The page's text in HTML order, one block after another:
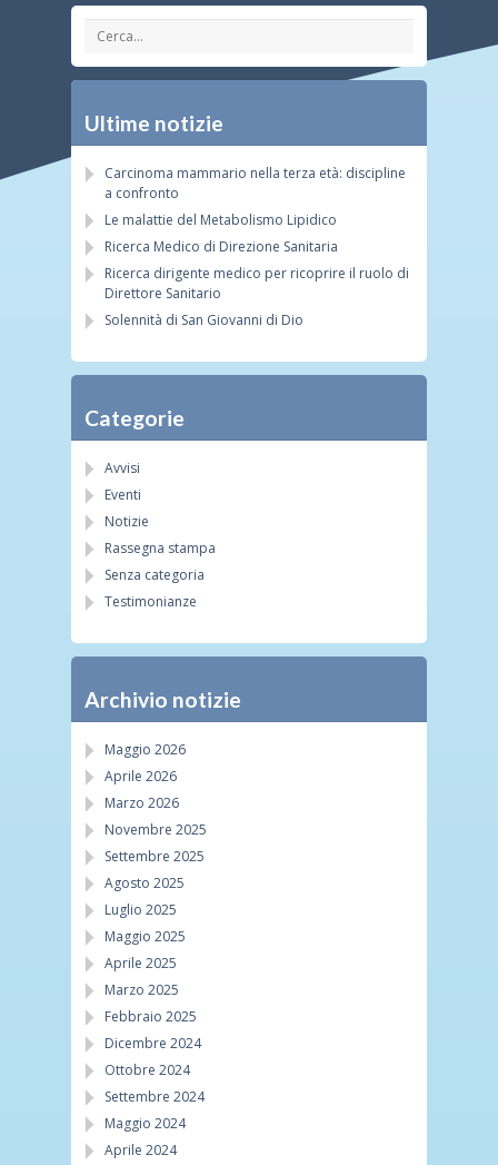
Ultime notizie
Carcinoma mammario nella terza età: discipline
a confronto
Le malattie del Metabolismo Lipidico
Ricerca Medico di Direzione Sanitaria
Ricerca dirigente medico per ricoprire il ruolo di
Direttore Sanitario
Solennità di San Giovanni di Dio
Categorie
Avvisi
Eventi
Notizie
Rassegna stampa
Senza categoria
Testimonianze
Archivio notizie
Maggio 2026
Aprile 2026
Marzo 2026
Novembre 2025
Settembre 2025
Agosto 2025
Luglio 2025
Maggio 2025
Aprile 2025
Marzo 2025
Febbraio 2025
Dicembre 2024
Ottobre 2024
Settembre 2024
Maggio 2024
Aprile 2024